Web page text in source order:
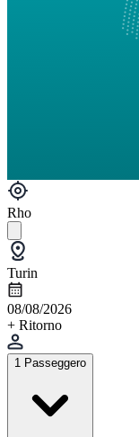
Rho
Turin
08/08/2026
+ Ritorno
1 Passeggero